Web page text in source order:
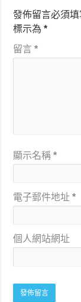
發佈留言必須
標示為*
留言*
顯示名稱*
電子郵件地址*
個人網站網址